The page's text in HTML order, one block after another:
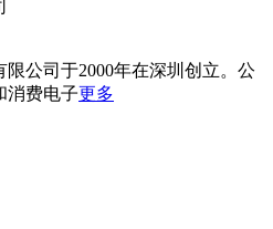
公司于2000年在深圳创立。公
消费电子更多